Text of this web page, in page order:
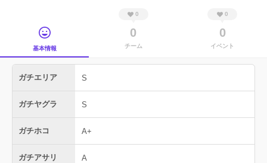
基本情報
0
0
チーム
0
0
イベント
ガチエリア S
ガチヤグラ S
ガチホコ A+
ガチアサリ A